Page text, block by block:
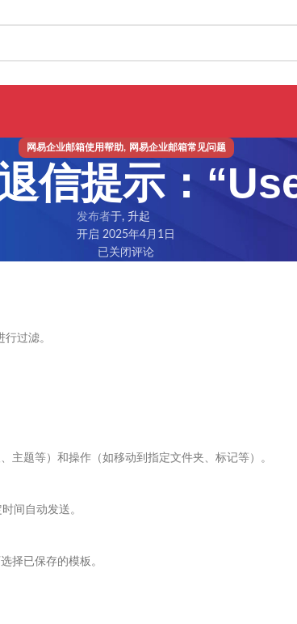
网易企业邮箱使用帮助, 网易企业邮箱常见问题
信提示：
发布者于, 升起
开启 2025年4月1日
已关闭评论
过滤。
主题等）和操作（如移动到指定文件夹、标记等）。
间自动发送。
择已保存的模板。